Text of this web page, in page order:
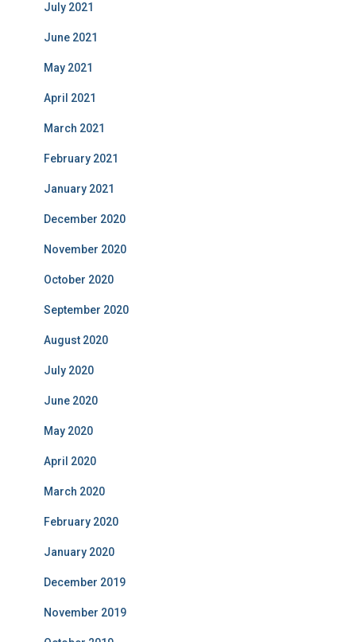
July 2021
June 2021
May 2021
April 2021
March 2021
February 2021
January 2021
December 2020
November 2020
October 2020
September 2020
August 2020
July 2020
June 2020
May 2020
April 2020
March 2020
February 2020
January 2020
December 2019
November 2019